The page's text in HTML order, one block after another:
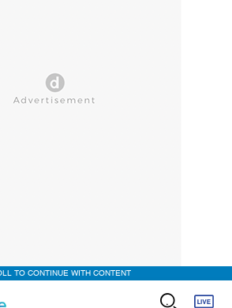
TO CONTINUE WITH CONTENT